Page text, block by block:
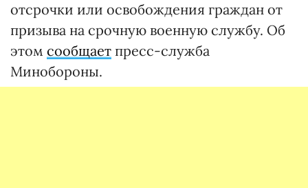
отсрочки или освобождения граждан от
призыва на срочную военную службу. Об
этом сообщает пресс-служба
Минобороны.